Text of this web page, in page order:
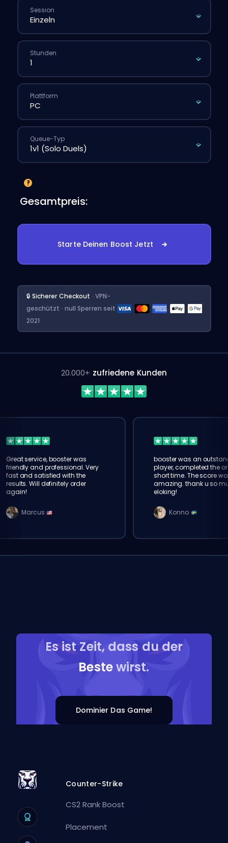
Session
Stunden
Plattform
Queue-Typ
Gesamtpreis:
Starte Deinen Boost Jetzt
🔒 Sicherer Checkout · VPN-
geschützt · null Sperren seit
2021
20.000+ zufriedene Kunden
Great service, booster was
friendly and professional. Very
fast and satisfied with the
results. Will definitely order
again!
Marcus
booster was an
player, completed the
short time. The score
amazing. thank u so
eloking!
Konno
Es ist Zeit, dass du der
Bestewirst.
Dominier Das Game!
Counter-Strike
CS2 Rank Boost
Placement